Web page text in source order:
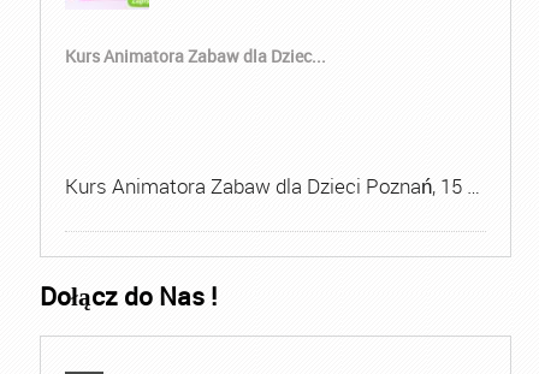
Kurs Animatora Zabaw dla Dziec...
Kurs Animatora Zabaw dla Dzieci Poznań, 15 …
Dołącz do Nas !